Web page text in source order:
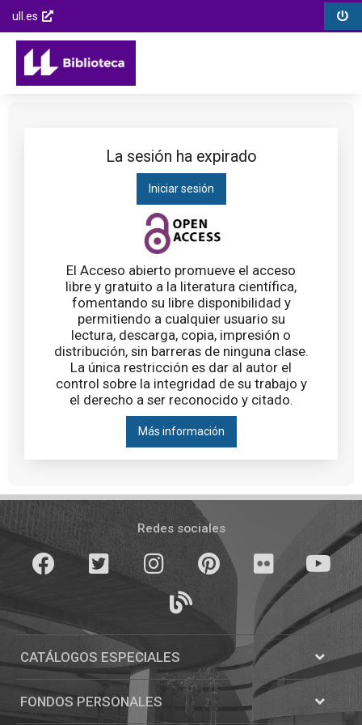
Biblioteca
Universidad
de
Laguna
contenido
Saltar al
menú
principal
Menú
opciones
Enlaces
externos
ull.es
Opcions
página
Menú
principal
La sesión ha expirado
Iniciar sesión
El Acceso abierto promueve el acceso
libre y gratuito a la literatura científica,
fomentando su libre disponibilidad y
permitiendo a cualquier usuario su
lectura, descarga, copia, impresión o
distribución, sin barreras de ninguna clase.
La única restricción es dar al autor el
control sobre la integridad de su trabajo y
el derecho a ser reconocido y citado.
Más información
Pié
de
página
Redes sociales
Instagram youTube
CATÁLOGOS ESPECIALES
Abrir
Catálogos
FONDOS PERSONALES
Abrir
Fondos